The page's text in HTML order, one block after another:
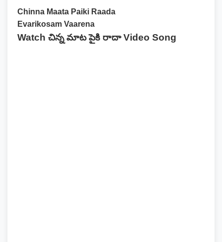
Chinna Maata Paiki Raada
Evarikosam Vaarena
Watch చిన్న మాట పైకి రాదా Video Song